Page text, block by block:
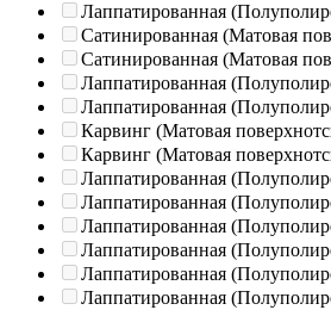
Лаппатированная
Сатинированная (Матовая
Сатинированная (Матовая
Лаппатированная
Лаппатированная
Карвинг (Матовая
Карвинг (Матовая
Лаппатированная
Лаппатированная
Лаппатированная
Лаппатированная
Лаппатированная
Лаппатированная